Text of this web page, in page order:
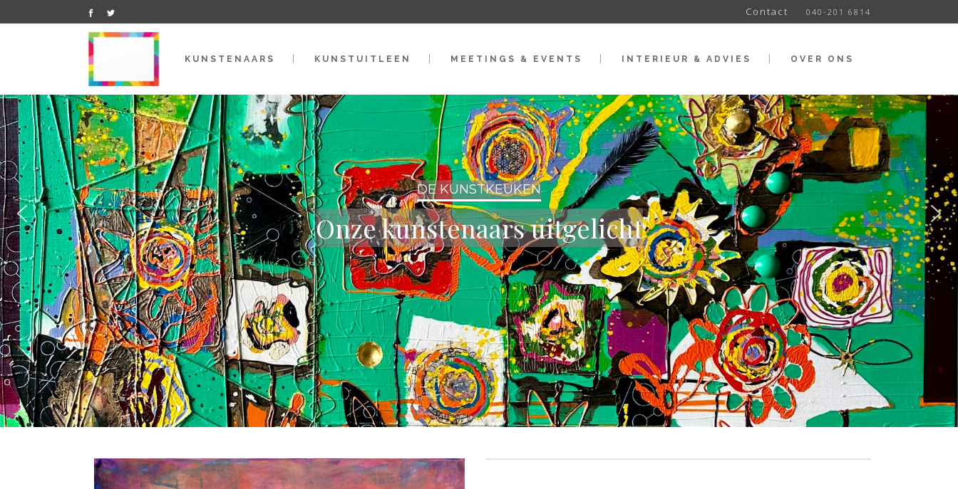
Contact 040-201 6814
KUNSTENAARS KUNSTUITLEEN MEETINGS & EVENTS INTERIEUR & ADVIES OVER ONS
DE KUNSTKEUKEN
Onze kunstenaars uitgelicht